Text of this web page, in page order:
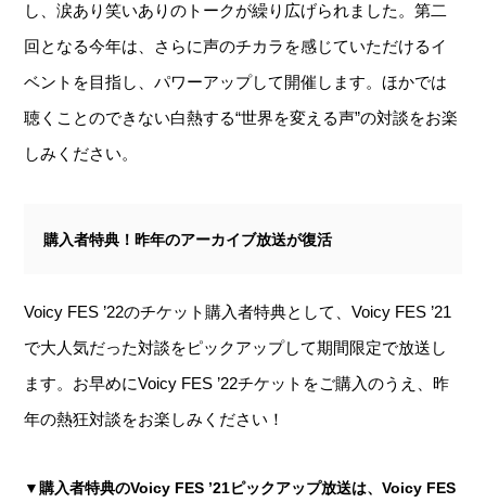
し、涙あり笑いありのトークが繰り広げられました。第二
回となる今年は、さらに声のチカラを感じていただけるイ
ベントを目指し、パワーアップして開催します。ほかでは
聴くことのできない白熱する“世界を変える声”の対談をお楽
しみください。
購入者特典！昨年のアーカイブ放送が復活
Voicy FES ’22のチケット購入者特典として、Voicy FES ’21
で大人気だった対談をピックアップして期間限定で放送し
ます。お早めにVoicy FES ’22チケットをご購入のうえ、昨
年の熱狂対談をお楽しみください！
▼購入者特典のVoicy FES ’21ピックアップ放送は、Voicy FES